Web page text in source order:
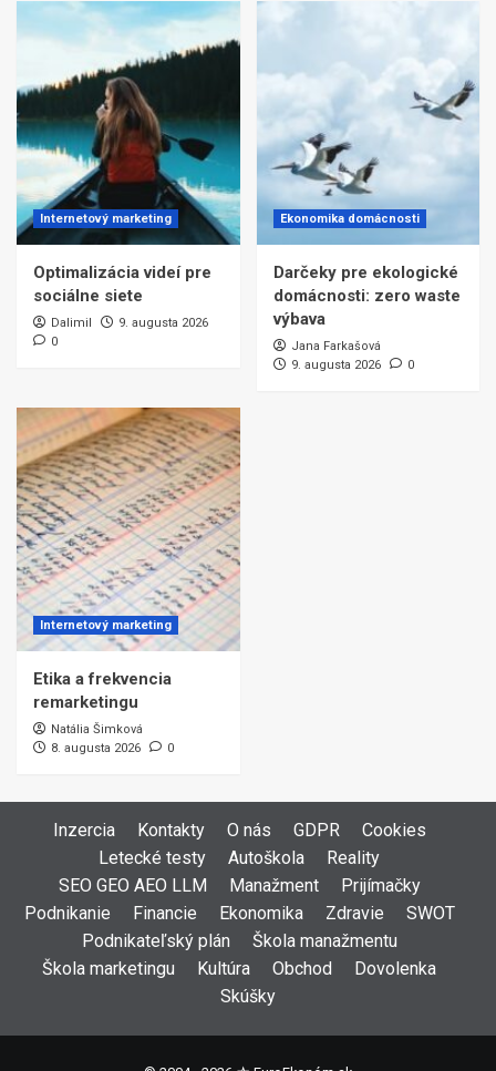
Internetový marketing
Optimalizácia videí pre
sociálne siete
Dalimil
9. augusta 2026
0
Ekonomika domácnosti
Darčeky pre ekologické
domácnosti: zero waste
výbava
Jana Farkašová
9. augusta 2026
0
Internetový marketing
Etika a frekvencia
remarketingu
Natália Šimková
8. augusta 2026
0
Inzercia Kontakty O nás GDPR
Cookies
Letecké testy
Autoškola
Reality
SEO GEO AEO LLM
Manažment
Prijímačky
Podnikanie
Financie Ekonomika Zdravie
SWOT
Podnikateľský plán
Škola manažmentu
Škola marketingu
Kultúra Obchod
Dovolenka
Skúšky